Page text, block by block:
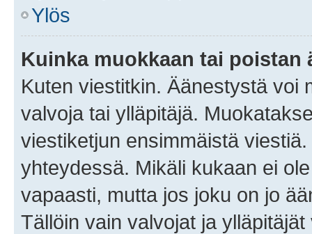
Ylös
Kuinka muokkaan tai poistan
Kuten viestitkin. Äänestystä voi
valvoja tai ylläpitäjä.
viestiketjun ensimmäistä
yhteydessä. Mikäli kukaan ei
vapaasti, mutta jos joku on jo
Tällöin vain valvojat ja